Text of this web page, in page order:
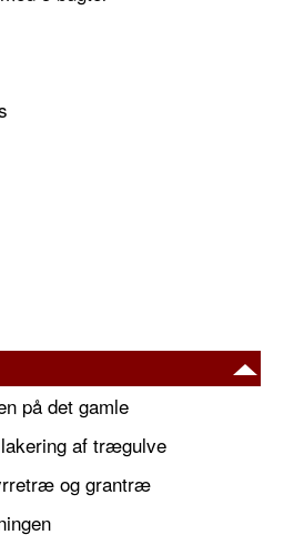
på det gamle
af trægulve
og grantræ